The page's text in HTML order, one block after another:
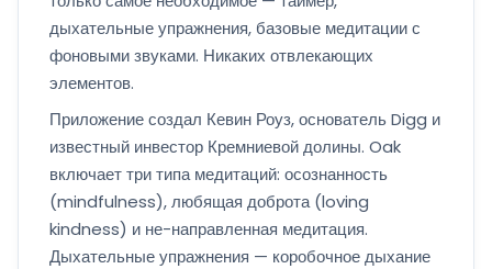
дыхательные упражнения, базовые медитации с
фоновыми звуками. Никаких отвлекающих
элементов.
Приложение создал Кевин Роуз, основатель Digg и
известный инвестор Кремниевой долины. Oak
включает три типа медитаций: осознанность
(mindfulness), любящая доброта (loving
kindness) и не-направленная медитация.
Дыхательные упражнения — коробочное дыхание